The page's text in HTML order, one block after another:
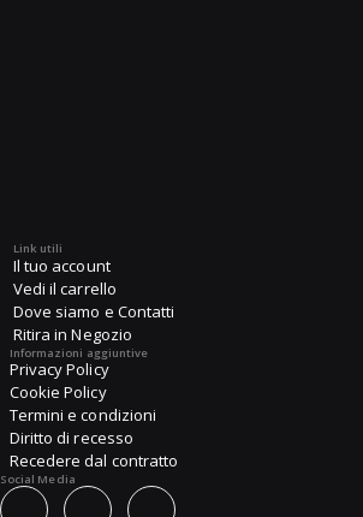
Link utili
Il tuo account
Vedi il carrello
Dove siamo e Contatti
Ritira in Negozio
Informazioni aggiuntive
Privacy Policy
Cookie Policy
Termini e condizioni
Diritto di recesso
Recedere dal contratto
Social Media